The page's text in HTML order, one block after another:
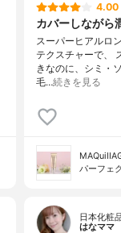
4.00
カバーしながら
スーパーヒアルロ
テクスチャーで、
きなのに、シミ・
毛…続きを見る
パーフェ
日本化粧
はなママ